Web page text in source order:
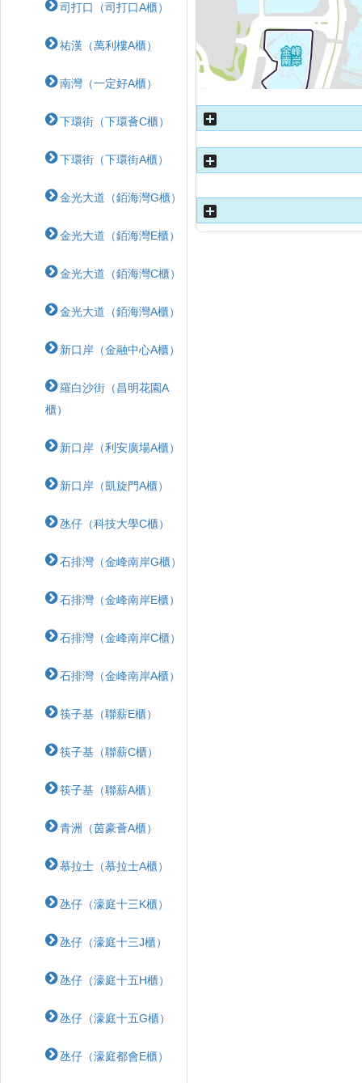
司打口（司打口A櫃）
祐漢（萬利樓A櫃）
南灣（一定好A櫃）
下環街（下環薈C櫃）
下環街（下環街A櫃）
金光大道（銆海灣G櫃）
金光大道（銆海灣E櫃）
金光大道（銆海灣C櫃）
金光大道（銆海灣A櫃）
新口岸（金融中心A櫃）
羅白沙街（昌明花園A
櫃）
新口岸（利安廣場A櫃）
新口岸（凱旋門A櫃）
氹仔（科技大學C櫃）
石排灣（金峰南岸G櫃）
石排灣（金峰南岸E櫃）
石排灣（金峰南岸C櫃）
石排灣（金峰南岸A櫃）
筷子基（聯薪E櫃）
筷子基（聯薪C櫃）
筷子基（聯薪A櫃）
青洲（茵豪薈A櫃）
慕拉士（慕拉士A櫃）
氹仔（濠庭十三K櫃）
氹仔（濠庭十三J櫃）
氹仔（濠庭十五H櫃）
氹仔（濠庭十五G櫃）
氹仔（濠庭都會E櫃）